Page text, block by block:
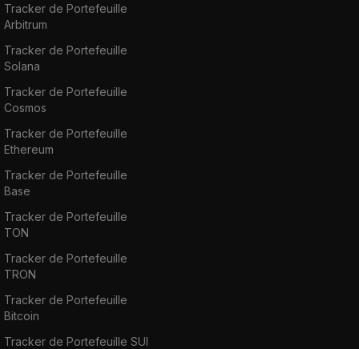
Tracker de Portefeuille
Arbitrum
Tracker de Portefeuille
Solana
Tracker de Portefeuille
Cosmos
Tracker de Portefeuille
Ethereum
Tracker de Portefeuille
Base
Tracker de Portefeuille
TON
Tracker de Portefeuille
TRON
Tracker de Portefeuille
Bitcoin
Tracker de Portefeuille SUI